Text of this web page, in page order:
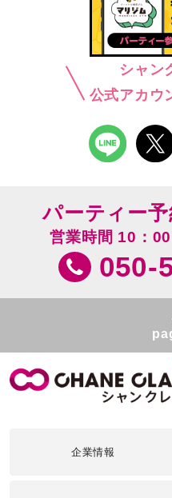
シャン
公式アカウ
パーティー
営業時間 10：
050-
企業情報